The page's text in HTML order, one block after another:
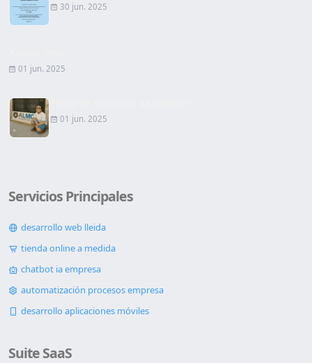
30 jun. 2025
01 jun. 2025
01 jun. 2025
Servicios Principales
desarrollo web lleida
tienda online a medida
chatbot ia empresa
automatización procesos empresa
desarrollo aplicaciones móviles
Suite SaaS